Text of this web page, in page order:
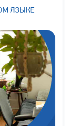
ЯЗЫКЕ